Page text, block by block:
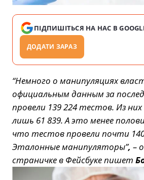
ПІДПИШІТЬСЯ НА НАС В
ДОДАТИ ЗАРАЗ
“Немного о манипуляциях
официальным данным за
провели 139 224 тестов. Из
лишь 61 839. А это менее
что тестов провели почти
Эталонные манипуляторы”, –
страничке в Фейсбуке пишет